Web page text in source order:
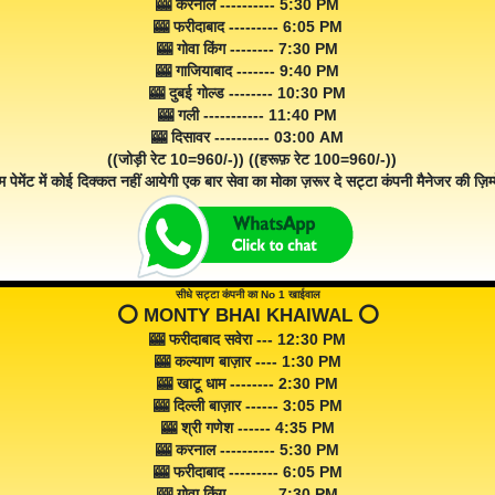
🎰 करनाल ---------- 5:30 PM
🎰 फरीदाबाद --------- 6:05 PM
🎰 गोवा किंग -------- 7:30 PM
🎰 गाजियाबाद ------- 9:40 PM
🎰 दुबई गोल्ड -------- 10:30 PM
🎰 गली ----------- 11:40 PM
🎰 दिसावर ---------- 03:00 AM
((जोड़ी रेट 10=960/-)) ((हरूफ़ रेट 100=960/-))
पेमेंट में कोई दिक्कत नहीं आयेगी एक बार सेवा का मोका ज़रूर दे सट्टा कंपनी मैनेजर की
सीधे सट्टा कंपनी का No 1 खाईवाल
⭕️ MONTY BHAI KHAIWAL ⭕️
🎰 फरीदाबाद सवेरा --- 12:30 PM
🎰 कल्याण बाज़ार ---- 1:30 PM
🎰 खाटू धाम -------- 2:30 PM
🎰 दिल्ली बाज़ार ------ 3:05 PM
🎰 श्री गणेश ------ 4:35 PM
🎰 करनाल ---------- 5:30 PM
🎰 फरीदाबाद --------- 6:05 PM